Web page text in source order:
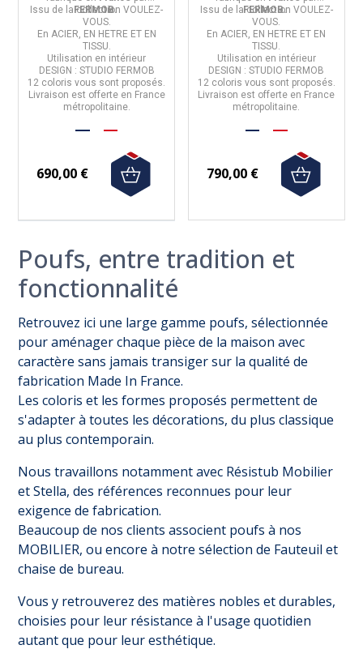
FERMOB.
Issu de lacollection VOULEZ-
VOUS.
En ACIER, EN HETRE ET EN
TISSU.
Utilisation en intérieur
DESIGN : STUDIO FERMOB
12 coloris vous sont proposés.
Livraison est offerte en France
métropolitaine.
690,00 €
FERMOB.
Issu de lacollection VOULEZ-
VOUS.
En ACIER, EN HETRE ET EN
TISSU.
Utilisation en intérieur
DESIGN : STUDIO FERMOB
12 coloris vous sont proposés.
Livraison est offerte en France
métropolitaine.
790,00 €
Poufs, entre tradition et
fonctionnalité
Retrouvez ici une large gamme poufs, sélectionnée
pour aménager chaque pièce de la maison avec
caractère sans jamais transiger sur la qualité de
fabrication Made In France.
Les coloris et les formes proposés permettent de
s'adapter à toutes les décorations, du plus classique
au plus contemporain.
Nous travaillons notamment avec Résistub Mobilier
et Stella, des références reconnues pour leur
exigence de fabrication.
Beaucoup de nos clients associent poufs à nos
MOBILIER, ou encore à notre sélection de Fauteuil et
chaise de bureau.
Vous y retrouverez des matières nobles et durables,
choisies pour leur résistance à l'usage quotidien
autant que pour leur esthétique.